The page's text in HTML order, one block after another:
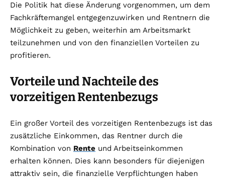
Die Politik hat diese Änderung vorgenommen, um dem
Fachkräftemangel entgegenzuwirken und Rentnern die
Möglichkeit zu geben, weiterhin am Arbeitsmarkt
teilzunehmen und von den finanziellen Vorteilen zu
profitieren.
Vorteile und Nachteile des
vorzeitigen Rentenbezugs
Ein großer Vorteil des vorzeitigen Rentenbezugs ist das
zusätzliche Einkommen, das Rentner durch die
Kombination von Rente und Arbeitseinkommen
erhalten können. Dies kann besonders für diejenigen
attraktiv sein, die finanzielle Verpflichtungen haben